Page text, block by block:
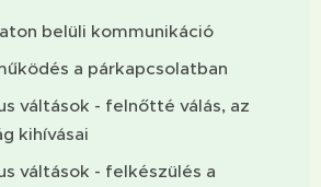
belüli kommunikáció
a párkapcsolatban
váltások - felnőtté válás, az
kihívásai
váltások - felkészülés a